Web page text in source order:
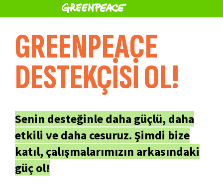
GREENPEACE
DESTEKÇİSİ OL!
Senin desteğinle daha güçlü, daha
etkili ve daha cesuruz. Şimdi bize
katıl, çalışmalarımızın arkasındaki
güç ol!